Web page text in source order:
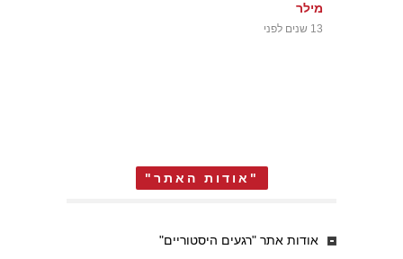
מילר
13 שנים לפני
"אודות האתר"
אודות אתר "רגעים היסטוריים"